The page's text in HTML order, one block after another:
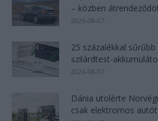
– közben
2026-08-07
25 százalékkal
szilárdtest-
2026-08-07
Dánia utolérte
csak elektromos